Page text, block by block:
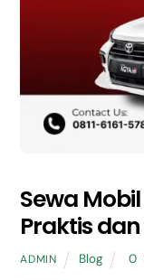
Sewa
Praktis
ADMIN Blog 0